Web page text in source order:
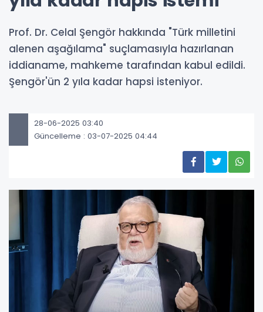
Prof. Dr. Celal Şengör hakkında "Türk milletini
alenen aşağılama" suçlamasıyla hazırlanan
iddianame, mahkeme tarafından kabul edildi.
Şengör'ün 2 yıla kadar hapsi isteniyor.
28-06-2025 03:40
Güncelleme : 03-07-2025 04:44